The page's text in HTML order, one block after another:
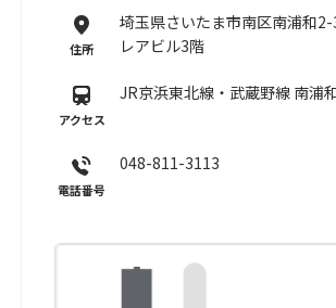
住所
埼玉県さいたま市南区南浦和
レアビル3階
アクセス
JR京浜東北線・武蔵野線 南浦
電話番号
048-811-3113